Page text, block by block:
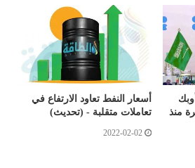
منذ
أسعار النفط تعاود الارتفاع في
تعاملات متقلبة - (تحديث)
2022-02-02